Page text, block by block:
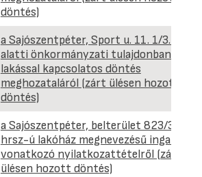
döntés)
a Sajószentpéter, Sport u. 11. 1/3. szám
alatti önkormányzati tulajdonban lévő
lakással kapcsolatos döntés
meghozataláról (zárt ülésen hozott
döntés)
a Sajószentpéter, belterület 823/3/A/26
hrsz-ú lakóház megnevezésű ingatlanra
vonatkozó nyilatkozattételről (zárt
ülésen hozott döntés)